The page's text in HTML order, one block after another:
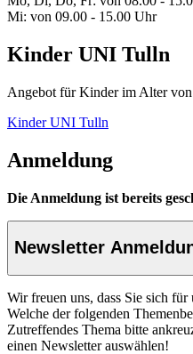
Mi: von 09.00 - 15.00 Uhr
Kinder UNI Tulln
Angebot für Kinder im Alter von
Kinder UNI Tulln
Anmeldung
Die Anmeldung ist bereits
Newsletter
Wir freuen uns, dass Sie sich für
Welche der folgenden
Zutreffendes Thema bitte
einen Newsletter auswählen!